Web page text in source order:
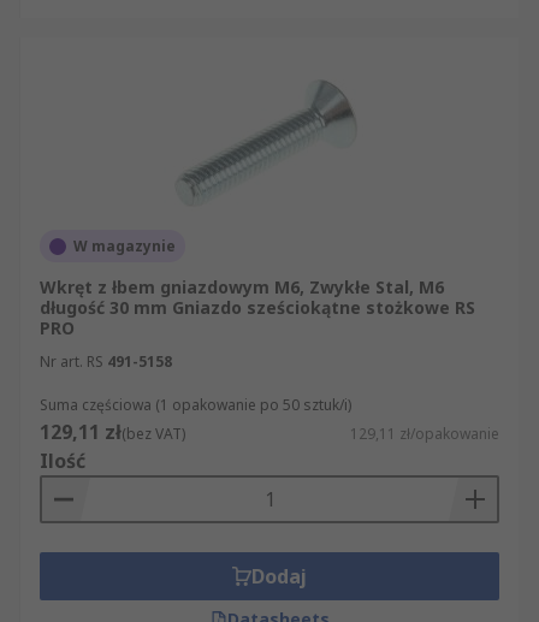
W magazynie
Wkręt z łbem gniazdowym M6, Zwykłe Stal, M6
długość 30 mm Gniazdo sześciokątne stożkowe RS
PRO
Nr art. RS 491-5158
Suma częściowa (1 opakowanie po 50 sztuk/i)
129,11 zł(bez VAT) 129,11 zł/opakowanie
Ilość
Dodaj